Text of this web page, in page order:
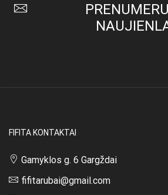
FIFITA KONTAKTAI
Gamyklos g. 6 Gargždai
fifitarubai@gmail.com